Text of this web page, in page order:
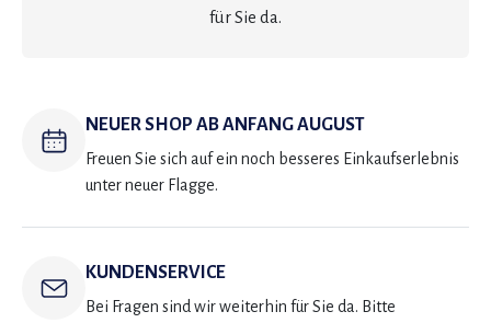
für Sie da.
NEUER SHOP AB ANFANG AUGUST
Freuen Sie sich auf ein noch besseres Einkaufserlebnis
unter neuer Flagge.
KUNDENSERVICE
Bei Fragen sind wir weiterhin für Sie da. Bitte